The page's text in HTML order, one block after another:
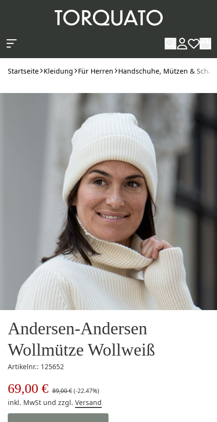
Startseite Kleidung Für Herren Handschuhe, Mützen & Schals
Andersen-Andersen
Wollmütze Wollweiß
Artikelnr.: 125652
69,00 € 89,00 €(-22.47%)
inkl. MwSt und zzgl. Versand